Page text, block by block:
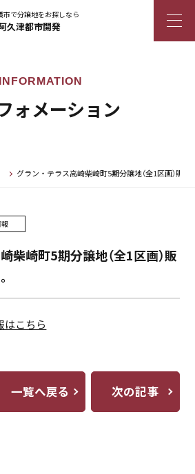
市で分譲地をお探しなら
久津都市開発
ォメーション
グラン・テラス高崎柴崎町5期分譲地（全1区画）販
柴崎町5期分譲地（全1区画）販
はこちら
一覧へ戻る 次の記事